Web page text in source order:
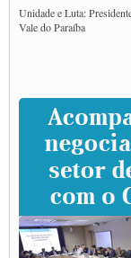
Unidade e Luta:
Vale do Paraíba
Caminhoneiros prometem
CNTTL e lideranças de
rodovias
Paulinho e Litti debatem
SUTCRA no Uruguai
Grande Conquista da
ENCONTRO
DO BRASIL E A
Carta às Brasileiras e aos